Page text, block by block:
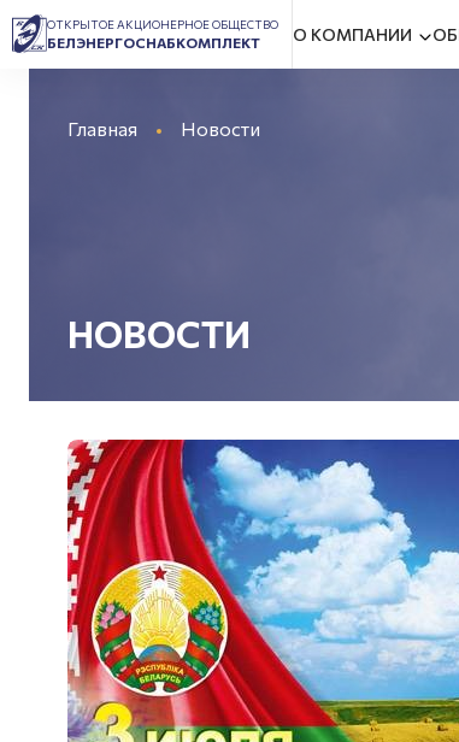
ОТКРЫТОЕ АКЦИОНЕРНОЕ ОБЩЕСТВО
БЕЛЭНЕРГОСНАБКОМПЛЕКТ О КОМПАНИИ
Главная Новости
НОВОСТИ